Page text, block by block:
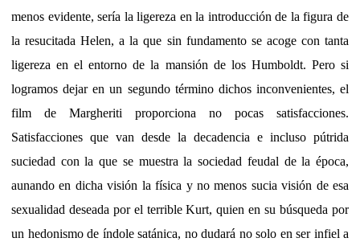
menos evidente, sería la ligereza en la introducción de la figura de
la resucitada Helen, a la que sin fundamento se acoge con tanta
ligereza en el entorno de la mansión de los Humboldt. Pero si
logramos dejar en un segundo término dichos inconvenientes, el
film de Margheriti proporciona no pocas satisfacciones.
Satisfacciones que van desde la decadencia e incluso pútrida
suciedad con la que se muestra la sociedad feudal de la época,
aunando en dicha visión la física y no menos sucia visión de esa
sexualidad deseada por el terrible Kurt, quien en su búsqueda por
un hedonismo de índole satánica, no dudará no solo en ser infiel a